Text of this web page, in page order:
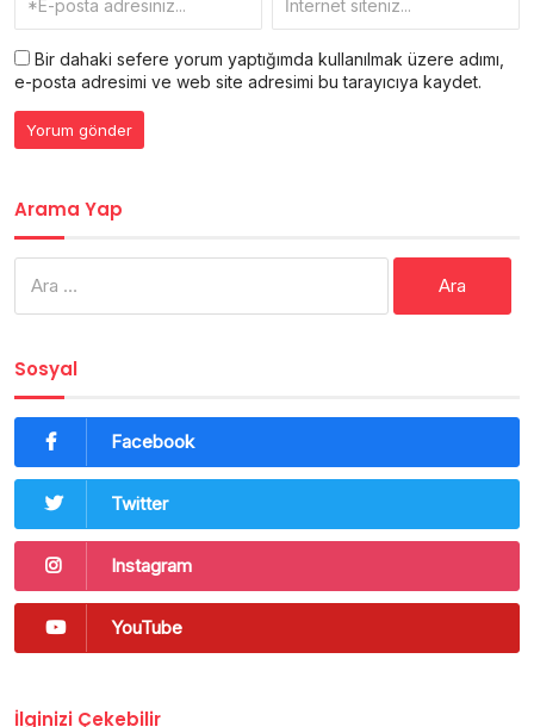
Bir dahaki sefere yorum yaptığımda kullanılmak üzere adımı,
e-posta adresimi ve web site adresimi bu tarayıcıya kaydet.
Arama Yap
Sosyal
Facebook
Twitter
Instagram
YouTube
İlginizi Çekebilir